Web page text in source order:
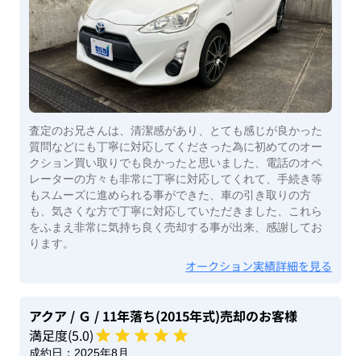
査定のお兄さんは、清潔感があり、とても感じが良かった
質問などにも丁寧に対応してくださった為に初めてのオー
クション買い取りでも良かったと思いました、電話のオペ
レーターの方々も非常に丁寧に対応してくれて、手続き等
もスムーズに進められる事ができた、車の引き取りの方
も、気さくな方で丁寧に対応していただきました、これら
をふまえ非常に気持ち良く売却する事が出来、感謝してお
ります。
オークション実績詳細を見る
アクア / Ｇ / 11年落ち(2015年式)売却のお客様
満足度(5.0)
成約日： 2025年8月